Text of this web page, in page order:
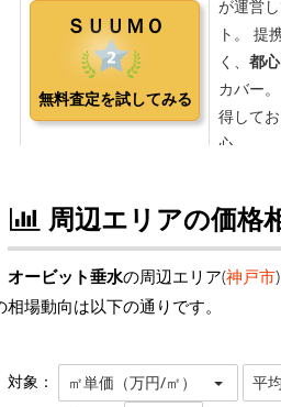
周辺エリアの価格
オービット垂水の周辺エリア(神戸市
相場動向は以下の通りです。
対象： ㎡単価（万円/㎡） 平